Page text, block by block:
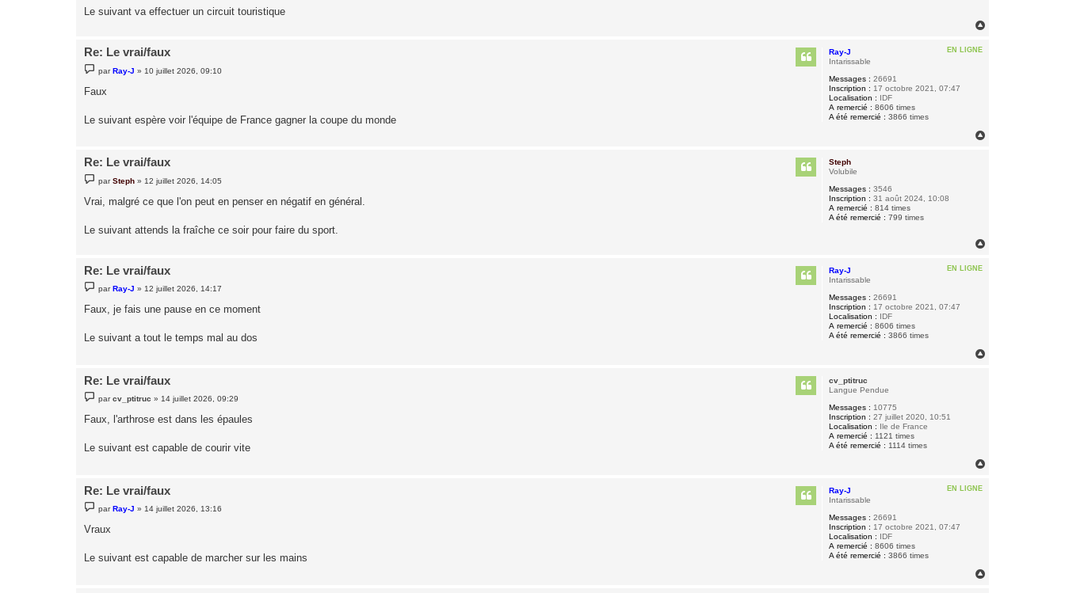
Le suivant va effectuer un circuit touristique
EN LIGNE
Ray-J
Intarissable
Messages : 26691
Inscription : 17 octobre 2021, 07:47
Localisation : IDF
A remercié : 8606 times
A été remercié : 3866 times
Re: Le vrai/faux
e
s
e
parRay-J » 10 juillet 2026, 09:10
Faux
Le suivant espère voir l'équipe de France gagner la coupe du monde
Steph
Volubile
Messages : 3546
Inscription : 31 août 2024, 10:08
A remercié : 814 times
A été remercié : 799 times
Re: Le vrai/faux
e
s
e
parSteph » 12 juillet 2026, 14:05
Vrai, malgré ce que l'on peut en penser en négatif en général.
Le suivant attends la fraîche ce soir pour faire du sport.
EN LIGNE
Ray-J
Intarissable
Messages : 26691
Inscription : 17 octobre 2021, 07:47
Localisation : IDF
A remercié : 8606 times
A été remercié : 3866 times
Re: Le vrai/faux
e
s
e
parRay-J » 12 juillet 2026, 14:17
Faux, je fais une pause en ce moment
Le suivant a tout le temps mal au dos
cv_ptitruc
Langue Pendue
Messages : 10775
Inscription : 27 juillet 2020, 10:51
Localisation : Ile de France
A remercié : 1121 times
A été remercié : 1114 times
Re: Le vrai/faux
e
s
e
parcv_ptitruc » 14 juillet 2026, 09:29
Faux, l'arthrose est dans les épaules
Le suivant est capable de courir vite
EN LIGNE
Ray-J
Intarissable
Messages : 26691
Inscription : 17 octobre 2021, 07:47
Localisation : IDF
A remercié : 8606 times
A été remercié : 3866 times
Re: Le vrai/faux
e
s
e
parRay-J » 14 juillet 2026, 13:16
Vraux
Le suivant est capable de marcher sur les mains